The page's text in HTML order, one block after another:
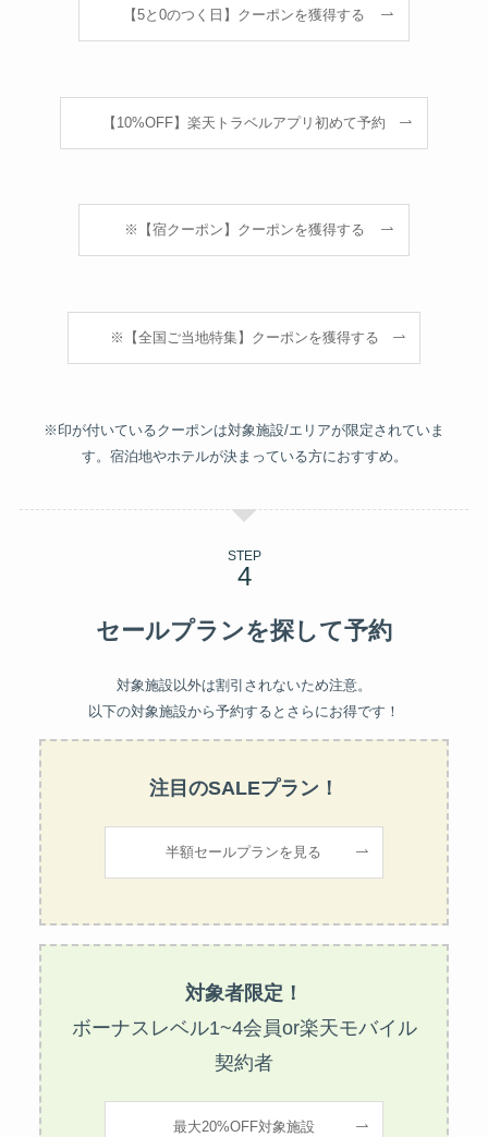
【5と0のつく日】クーポンを獲得する
【10%OFF】楽天トラベルアプリ初めて予約
※【宿クーポン】クーポンを獲得する
※【全国ご当地特集】クーポンを獲得する
※印が付いているクーポンは対象施設/エリアが限定されていま
す。宿泊地やホテルが決まっている方におすすめ。
STEP
セールプランを探して予約
対象施設以外は割引されないため注意。
以下の対象施設から予約するとさらにお得です！
注目のSALEプラン！
半額セールプランを見る
対象者限定！
ボーナスレベル1~4会員or楽天モバイル
契約者
最大20%OFF対象施設